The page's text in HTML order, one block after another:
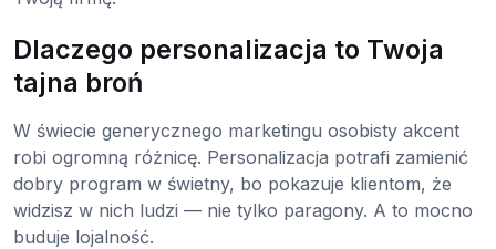
Dlaczego personalizacja to Twoja
tajna broń
W świecie generycznego marketingu osobisty akcent
robi ogromną różnicę. Personalizacja potrafi zamienić
dobry program w świetny, bo pokazuje klientom, że
widzisz w nich ludzi — nie tylko paragony. A to mocno
buduje lojalność.